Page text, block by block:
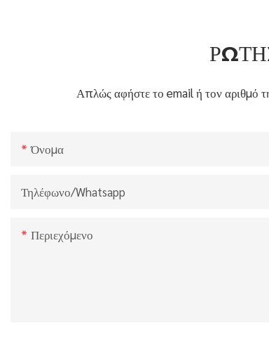
Απλώς αφήστε το email ή τον αριθμό
Όνομα
Τηλέφωνο/whatsapp
Περιεχόμενο